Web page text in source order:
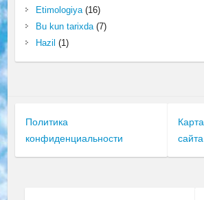
Etimologiya(16)
Bu kun tarixda(7)
Hazil (1)
Политика
конфиденциальности
Карта
сайта